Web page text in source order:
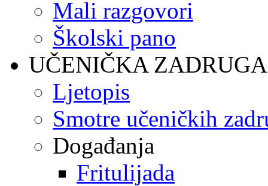
Mali razgovori
Školski pano
UČENIČKA ZADRUGA
Ljetopis
Smotre učeničkih
Događanja
Fritulijada